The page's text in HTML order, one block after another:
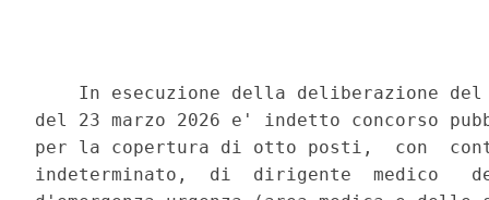
In esecuzione della deliberazione
del 23 marzo 2026 e' indetto concorso
per la copertura di otto posti,  con
indeterminato,  di  dirigente  medico